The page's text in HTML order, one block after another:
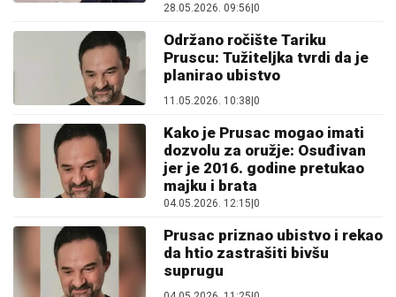
28.05.2026. 09:56|0
Održano ročište Tariku
Pruscu: Tužiteljka tvrdi da je
planirao ubistvo
11.05.2026. 10:38|0
Kako je Prusac mogao imati
dozvolu za oružje: Osuđivan
jer je 2016. godine pretukao
majku i brata
04.05.2026. 12:15|0
Prusac priznao ubistvo i rekao
da htio zastrašiti bivšu
suprugu